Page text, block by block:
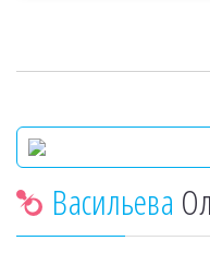
Васильева